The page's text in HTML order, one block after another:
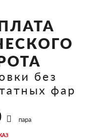
без
фар
пара